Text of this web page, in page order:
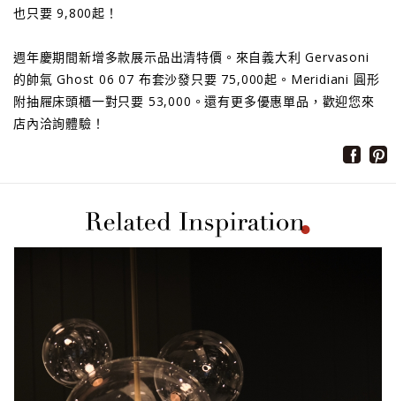
也只要 9,800起！
週年慶期間新增多款展示品出清特價。來自義大利 Gervasoni
的帥氣 Ghost 06 07 布套沙發只要 75,000起。Meridiani 圓形
附抽屜床頭櫃一對只要 53,000。還有更多優惠單品，歡迎您來
店內洽詢體驗！